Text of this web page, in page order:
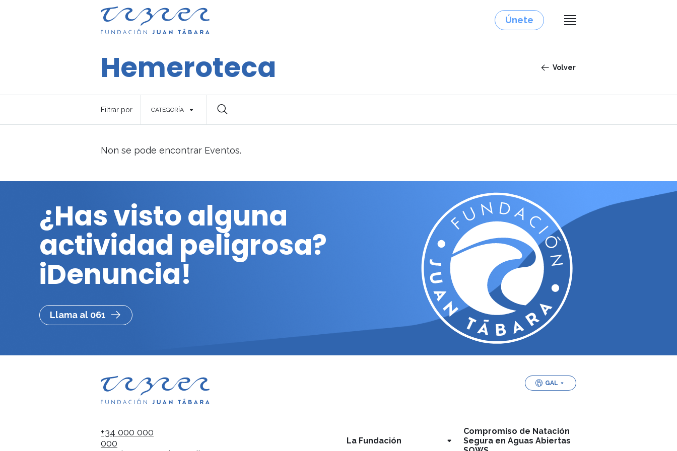
Únete
Hemeroteca Volver
Filtrar por CATEGORÍA
Non se pode encontrar Eventos.
¿Has visto alguna
actividad peligrosa?
iDenuncia!
Llama al 061
GAL
+34 000 000
000
La Fundación
Compromiso de Natación
Segura en Aguas Abiertas